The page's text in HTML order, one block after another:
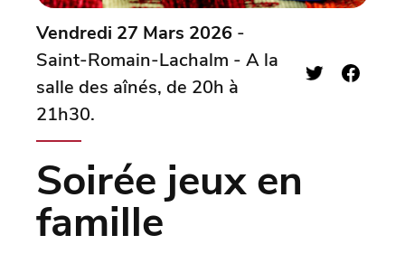
Vendredi 27 Mars 2026 -
Saint-Romain-Lachalm - A la
salle des aînés, de 20h à
21h30.
Soirée jeux en
famille